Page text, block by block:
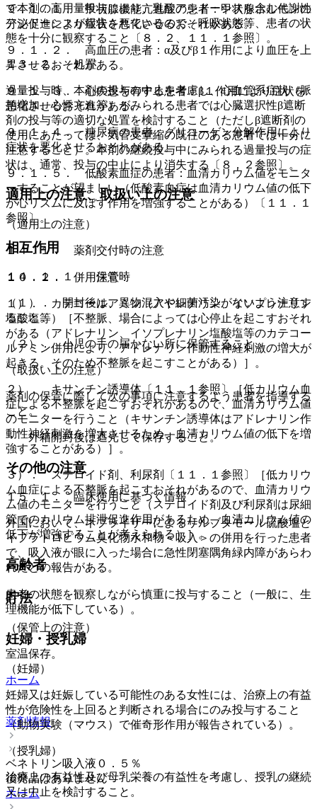
で本剤の高用量投与により、乳酸アシドーシスを含む代謝性
アシドーシスが報告されているので、呼吸状態等、患者の状
態を十分に観察すること〔８．２、１１．１参照〕。
１３．２． 処置
過量投与時、本剤の投与の中止を考慮し、心血管系症状（脈
拍増加、心悸亢進等）がみられる患者では心臓選択性β遮断
剤の投与等の適切な処置を検討すること（ただしβ遮断剤の
使用にあたっては、気管支攣縮の既往のある患者では十分に
注意すること）。本剤の継続投与中にみられる過量投与の症
状は、通常、投与の中止により消失する〔８．２参照〕。
適用上の注意、取扱い上の注意
（適用上の注意）
１４．１． 薬剤交付時の注意
１４．１．１． 保管時
（１）． 開封後は、異物混入や細菌汚染がないよう注意す
ること。
（２）． 小児の手の届かない所に保管すること。
（取扱い上の注意）
薬剤の保管に際して次の事項に注意するよう患者を指導する
こと。
・ 外箱開封後は遮光して保存すること。
その他の注意
１５．１． 臨床使用に基づく情報
外国において、ネブライザーによるサルブタモール硫酸塩と
イプラトロピウム臭化物水和物＜吸入＞の併用を行った患者
で、吸入液が眼に入った場合に急性閉塞隅角緑内障があらわ
れたとの報告がある。
貯法
（保管上の注意）
室温保存。
ホーム
薬剤情報
ベネトリン吸入液０．５％
後発品はありません
ホーム
９．１．１． 甲状腺機能亢進症の患者：甲状腺ホルモンの
分泌促進により症状を悪化させるおそれがある。
９．１．２． 高血圧の患者：α及びβ１作用により血圧を上
昇させるおそれがある。
９．１．３． 心疾患を有する患者：β１作用により症状を
悪化させるおそれがある。
９．１．４． 糖尿病の患者：グリコーゲン分解作用により
症状を悪化させるおそれがある。
９．１．５． 低酸素血症の患者：血清カリウム値をモニタ
ーすることが望ましい（低酸素血症は血清カリウム値の低下
が心リズムに及ぼす作用を増強することがある）〔１１．１
参照〕。
相互作用
１０．２． 併用注意：
１）． カテコールアミン（アドレナリン、イソプレナリン
塩酸塩等）［不整脈、場合によっては心停止を起こすおそれ
がある（アドレナリン、イソプレナリン塩酸塩等のカテコー
ルアミン併用により、アドレナリン作動性神経刺激の増大が
起きる。そのため不整脈を起こすことがある）］。
２）． キサンチン誘導体〔１１．１参照〕［低カリウム血
症による不整脈を起こすおそれがあるので、血清カリウム値
のモニターを行うこと（キサンチン誘導体はアドレナリン作
動性神経刺激を増大させるため、血清カリウム値の低下を増
強することがある）］。
３）． ステロイド剤、利尿剤〔１１．１参照〕［低カリウ
ム血症による不整脈を起こすおそれがあるので、血清カリウ
ム値のモニターを行うこと（ステロイド剤及び利尿剤は尿細
管でのカリウム排泄促進作用があるため、血清カリウム値の
低下が増強することが考えられる）］。
高齢者
患者の状態を観察しながら慎重に投与すること（一般に、生
理機能が低下している）。
妊婦・授乳婦
（妊婦）
妊婦又は妊娠している可能性のある女性には、治療上の有益
性が危険性を上回ると判断される場合にのみ投与すること
（動物実験（マウス）で催奇形作用が報告されている）。
（授乳婦）
治療上の有益性及び母乳栄養の有益性を考慮し、授乳の継続
又は中止を検討すること。